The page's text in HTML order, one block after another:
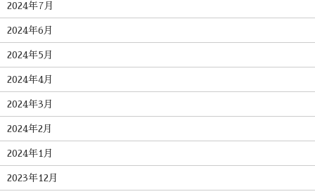
2024年7月
2024年6月
2024年5月
2024年4月
2024年3月
2024年2月
2024年1月
2023年12月